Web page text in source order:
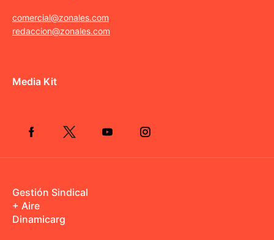
comercial@zonales.com
redaccion@zonales.com
Media Kit
Gestión Sindical
+ Aire
Dinamicarg